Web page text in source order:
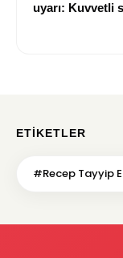
uyarı: Kuvvetli
ETIKETLER
#Recep Tayyip